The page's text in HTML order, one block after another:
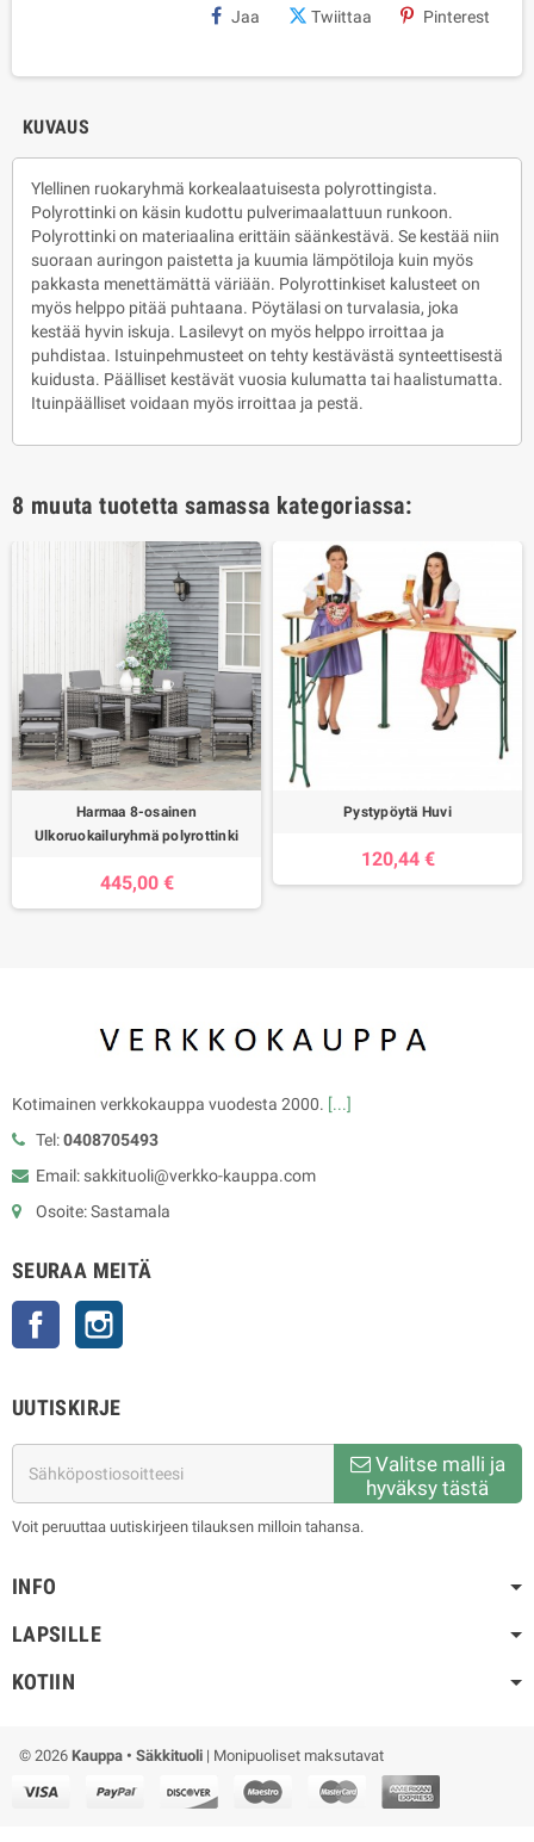
Jaa Twiittaa Pinterest
KUVAUS
Ylellinen ruokaryhmä korkealaatuisesta polyrottingista.
Polyrottinki on käsin kudottu pulverimaalattuun runkoon.
Polyrottinki on materiaalina erittäin säänkestävä. Se kestää niin
suoraan auringon paistetta ja kuumia lämpötiloja kuin myös
pakkasta menettämättä väriään. Polyrottinkiset kalusteet on
myös helppo pitää puhtaana. Pöytälasi on turvalasia, joka
kestää hyvin iskuja. Lasilevyt on myös helppo irroittaa ja
puhdistaa. Istuinpehmusteet on tehty kestävästä synteettisestä
kuidusta. Päälliset kestävät vuosia kulumatta tai haalistumatta.
Ituinpäälliset voidaan myös irroittaa ja pestä.
8 muuta tuotetta samassa kategoriassa:
Harmaa 8-osainen
Ulkoruokailuryhmä polyrottinki
445,00 €
Pystypöytä Huvi
120,44 €
Kotimainen verkkokauppa vuodesta 2000. [...]
Tel:0408705493
Email: sakkituoli@verkko-kauppa.com
Osoite: Sastamala
SEURAA MEITÄ
Facebook
UUTISKIRJE
Valitse malli ja
hyväksy tästä
Voit peruuttaa uutiskirjeen tilauksen milloin tahansa.
INFO
LAPSILLE
KOTIIN
© 2026 Kauppa • Säkkituoli | Monipuoliset maksutavat